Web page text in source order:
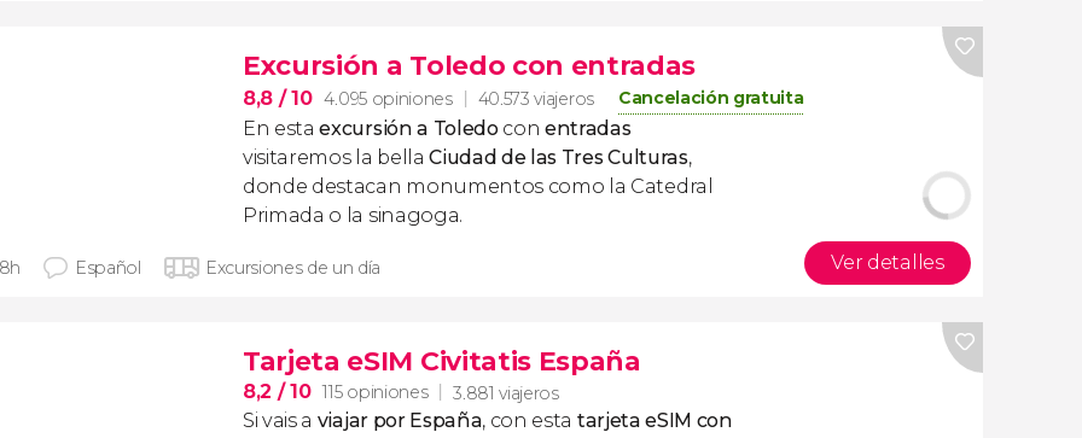
Excursión a Toledo con entradas
8,8 / 10 4.095 opiniones 40.573 viajeros Cancelación gratuita
En esta excursión a Toledoconentradas
visitaremos la bellaCiudad de las Tres Culturas,
donde destacan monumentos como la Catedral
Primada o la sinagoga.
Español Excursiones de un día Ver detalles
Tarjeta eSIM Civitatis España
8,2 / 10 115 opiniones 3.881 viajeros
Si vais a viajar por España, con esta tarjeta eSIM con